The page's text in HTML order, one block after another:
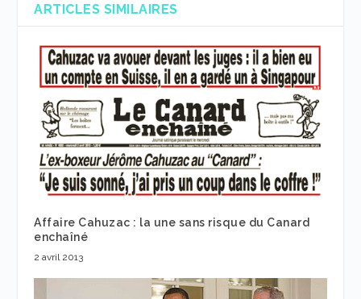
ARTICLES SIMILAIRES
Affaire Cahuzac : la une sans risque du Canard
enchaîné
2 avril 2013